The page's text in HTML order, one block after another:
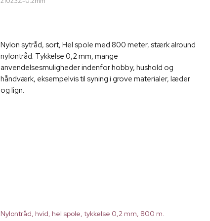
Nylon sytråd, sort, Hel spole med 800 meter, stærk alround
nylontråd. Tykkelse 0,2 mm, mange
anvendelsesmuligheder indenfor hobby, hushold og
håndværk, eksempelvis til syning i grove materialer, læder
og lign.
Nylontråd, hvid, hel spole, tykkelse 0,2 mm, 800 m.